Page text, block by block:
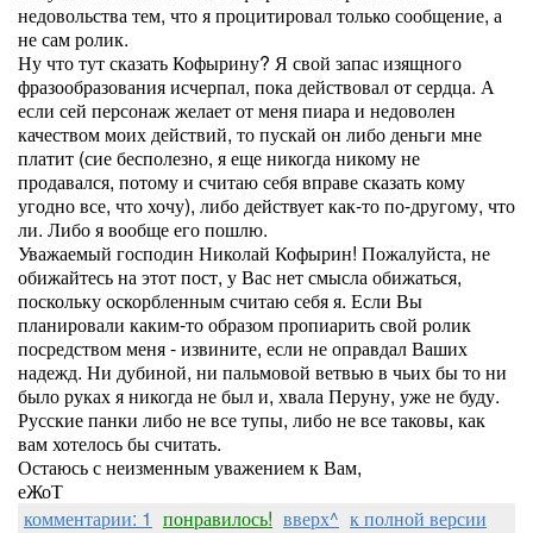
недовольства тем, что я процитировал только сообщение, а
не сам ролик.
Ну что тут сказать Кофырину? Я свой запас изящного
фразообразования исчерпал, пока действовал от сердца. А
если сей персонаж желает от меня пиара и недоволен
качеством моих действий, то пускай он либо деньги мне
платит (сие бесполезно, я еще никогда никому не
продавался, потому и считаю себя вправе сказать кому
угодно все, что хочу), либо действует как-то по-другому, что
ли. Либо я вообще его пошлю.
Уважаемый господин Николай Кофырин! Пожалуйста, не
обижайтесь на этот пост, у Вас нет смысла обижаться,
поскольку оскорбленным считаю себя я. Если Вы
планировали каким-то образом пропиарить свой ролик
посредством меня - извините, если не оправдал Ваших
надежд. Ни дубиной, ни пальмовой ветвью в чьих бы то ни
было руках я никогда не был и, хвала Перуну, уже не буду.
Русские панки либо не все тупы, либо не все таковы, как
вам хотелось бы считать.
Остаюсь с неизменным уважением к Вам,
еЖоТ
комментарии: 1 понравилось! вверх^ к полной версии